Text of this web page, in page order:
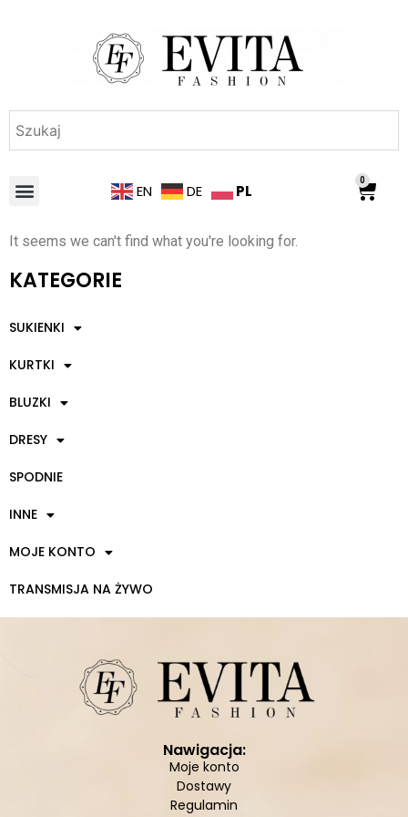
EN DE PL
0
KATEGORIE
SUKIENKI
KURTKI
BLUZKI
DRESY
SPODNIE
INNE
MOJE KONTO
TRANSMISJA NA ŻYWO
It seems we can't find what you're looking for.
Nawigacja:
Moje konto
Dostawy
Regulamin